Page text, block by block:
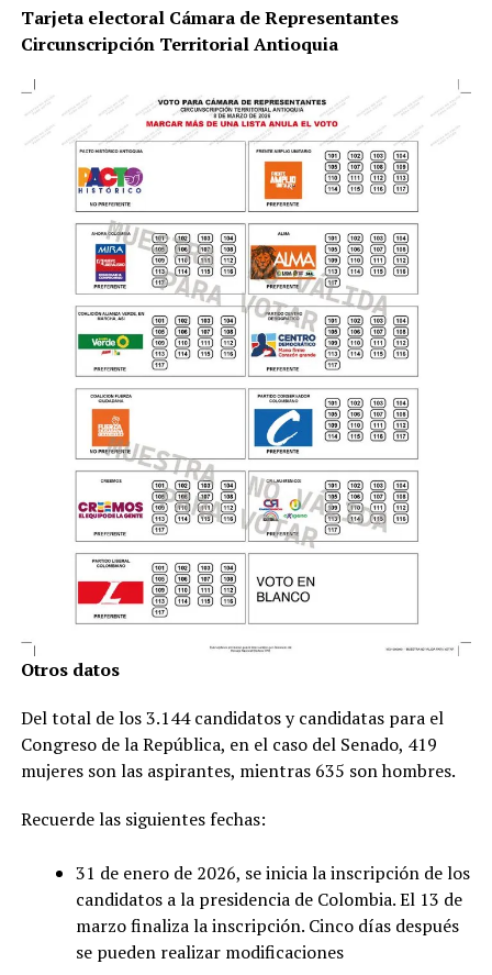
Tarjeta electoral Cámara de Representantes
Circunscripción Territorial Antioquia
Otros datos
Del total de los 3.144 candidatos y candidatas para el
Congreso de la República, en el caso del Senado, 419
mujeres son las aspirantes, mientras 635 son hombres.
Recuerde las siguientes fechas:
31 de enero de 2026, se inicia la inscripción de los
candidatos a la presidencia de Colombia. El 13 de
marzo finaliza la inscripción. Cinco días después
se pueden realizar modificaciones